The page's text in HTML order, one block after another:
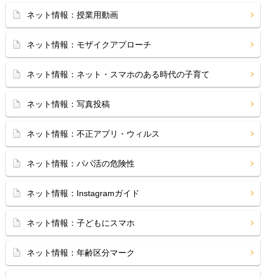
ネット情報：授業用動画
ネット情報：モザイクアプローチ
ネット情報：ネット・スマホのある時代の子育て
ネット情報：写真投稿
ネット情報：不正アプリ・ウィルス
ネット情報：パパ活の危険性
ネット情報：Instagramガイド
ネット情報：子どもにスマホ
ネット情報：年齢区分マーク